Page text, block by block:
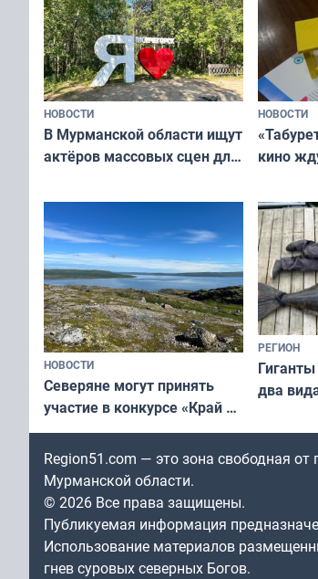
НОВОСТИ
В Мурманской области ищут
актёров массовых сцен для
короткометражном фильме
НОВОСТИ
кино
НОВОСТИ
Северяне могут принять
участие в конкурсе «Край у
северной границы: фотогид
по Печенгскому округу»
РЕГИОН
два
Region51.com — это зона свободная
Мурманской области.
© 2026 Все права защищены.
Публикуемая информация
Использование материалов
гнев суровых северных Богов.